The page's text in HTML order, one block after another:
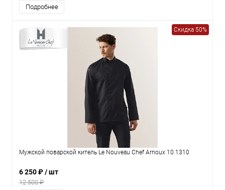
Подробнее
Скидка 50%
Мужской поварской китель Le Nouveau Chef Arnoux 10.1310
6 250 ₽/ шт
12 500 ₽